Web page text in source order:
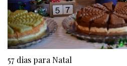
57 dias para Natal